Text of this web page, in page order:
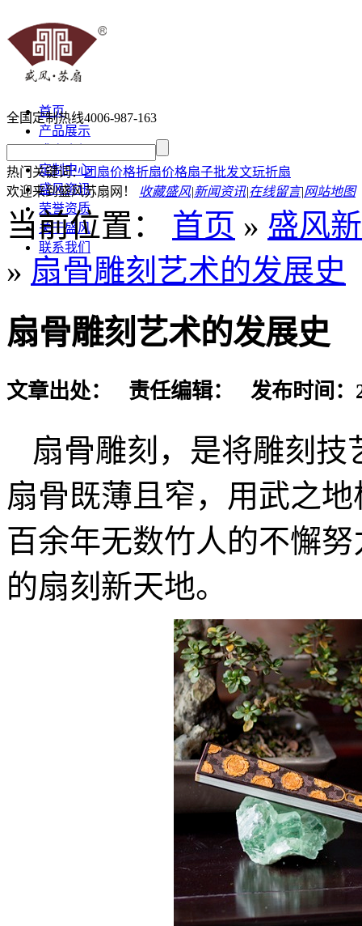
首页
产品展示
定制中心
盛风资讯
荣誉资质
关于盛风
联系我们
全国定制热线4006-987-163
热门关键词：团扇价格折扇价格扇子批发文玩折扇
欢迎来到盛风苏扇网！ 收藏盛风|新闻资讯|在线留言|网站地图
当前位置： 首页 » 盛风
» 扇骨雕刻艺术的发展史
扇骨雕刻艺术的发展史
文章出处： 责任编辑： 发布时间：
扇骨雕刻，是将雕刻
扇骨既薄且窄，用武之
百余年无数竹人的不懈
的扇刻新天地。